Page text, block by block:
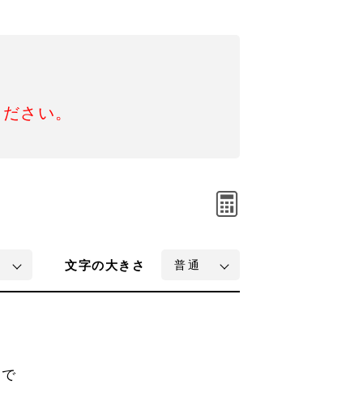
さい。
文字の大きさ